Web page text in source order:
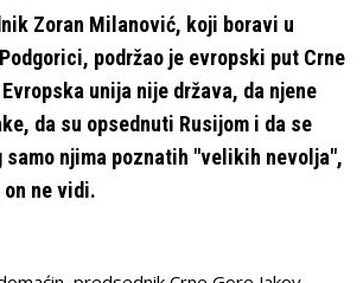
Zoran Milanović, koji boravi u
podržao je evropski put Crne
unija nije država, da njene
da su opsednuti Rusijom i da se
samo njima poznatih "velikih nevolja",
ne vidi.